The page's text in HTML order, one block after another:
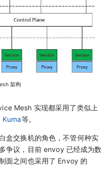
架构
Mesh 实现都采用了类似上
Kuma等。
盒交换机的角色，不管何种实
争议，目前 envoy 已经成为数
面之间也采用了 Envoy 的